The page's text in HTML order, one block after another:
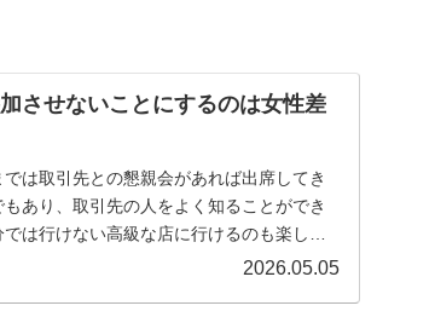
させないことにするのは女性差
は取引先との懇親会があれば出席してき
あり、取引先の人をよく知ることができ
は行けない高級な店に行けるのも楽しみ
2026.05.05